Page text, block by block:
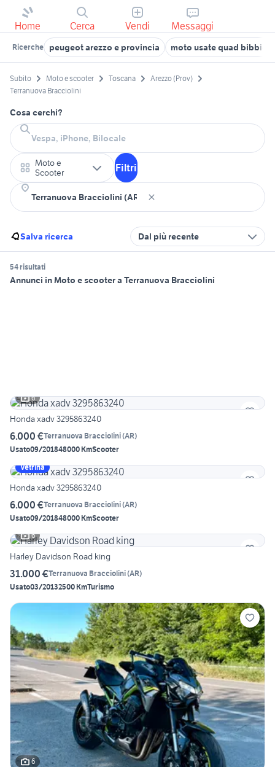
Home Cerca Vendi Messaggi
Ricerche peugeot arezzo e provincia moto usate quad
Subito Moto e scooter Toscana
Arezzo (Prov)
Terranuova Bracciolini
Cosa cerchi?
Moto e
Scooter
Filtri
Salva ricerca Dal più recente
54 risultati
Annunci in Moto e scooter a Terranuova Bracciolini
6
Honda xadv 3295863240
6.000 €Terranuova Bracciolini(AR)
Usato09/201848000 KmScooter
Vetrina
Honda xadv 3295863240
6.000 €Terranuova Bracciolini(AR)
Usato09/201848000 KmScooter
6
Harley Davidson Road king
31.000 €Terranuova Bracciolini(AR)
Usato03/20132500 KmTurismo
6